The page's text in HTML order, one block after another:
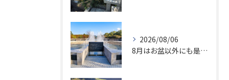
2026/08/06
8月はお盆以外にも是非ご供養の気持ちを！